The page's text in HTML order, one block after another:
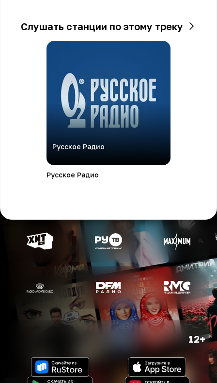
Слушать станции по этому треку
Русское Радио
Русское Радио
12+